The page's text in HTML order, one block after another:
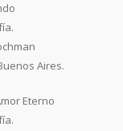
Aires.
Eterno